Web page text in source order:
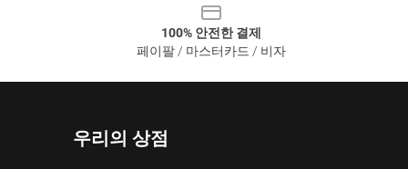
100% 안전한 결제
페이팔 / 마스터카드 / 비자
우리의 상점